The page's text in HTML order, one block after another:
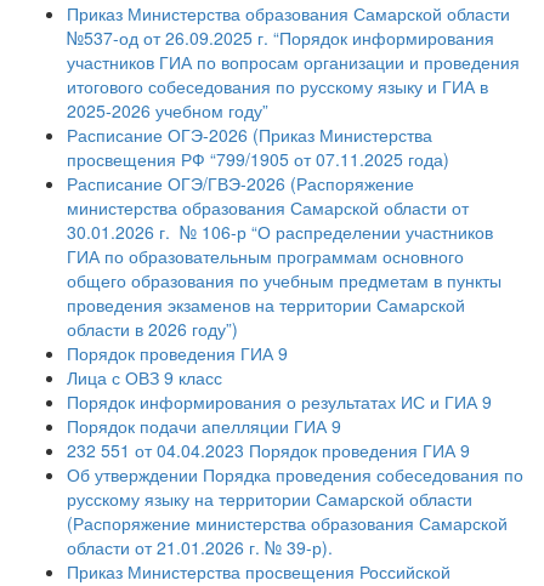
Приказ Министерства образования Самарской области
№537-од от 26.09.2025 г. “Порядок информирования
участников ГИА по вопросам организации и проведения
итогового собеседования по русскому языку и ГИА в
2025-2026 учебном году”
Расписание ОГЭ-2026 (Приказ Министерства
просвещения РФ “799/1905 от 07.11.2025 года)
Расписание ОГЭ/ГВЭ-2026 (Распоряжение
министерства образования Самарской области от
30.01.2026 г. № 106-р “О распределении участников
ГИА по образовательным программам основного
общего образования по учебным предметам в пункты
проведения экзаменов на территории Самарской
области в 2026 году”)
Порядок проведения ГИА 9
Лица с ОВЗ 9 класс
Порядок информирования о результатах ИС и ГИА 9
Порядок подачи апелляции ГИА 9
232 551 от 04.04.2023 Порядок проведения ГИА 9
Об утверждении Порядка проведения собеседования по
русскому языку на территории Самарской области
(Распоряжение министерства образования Самарской
области от 21.01.2026 г. № 39-р).
Приказ Министерства просвещения Российской